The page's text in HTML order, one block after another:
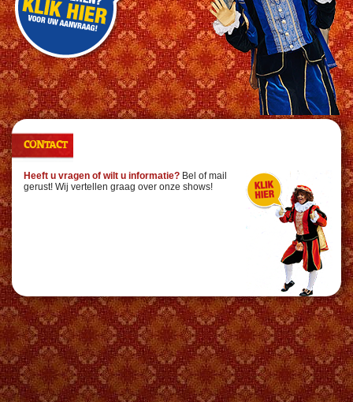
CONTACT
Heeft u vragen of wilt u informatie? Bel of mail
gerust! Wij vertellen graag over onze shows!